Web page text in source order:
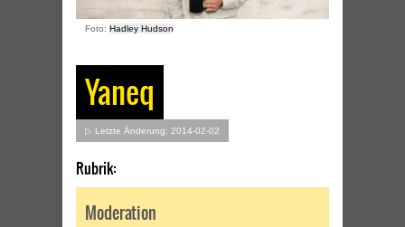
Foto: Hadley Hudson
Yaneq
▷ Letzte Änderung: 2014-02-02
Rubrik:
Moderation